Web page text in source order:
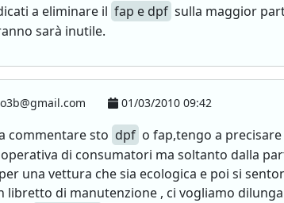
a eliminare il fap e dpf sulla maggior
sarà inutile.
01/03/2010 09:42
commentare sto dpf o fap,tengo a
di consumatori ma soltanto dalla
una vettura che sia ecologica e poi si
libretto di manutenzione , ci vogliamo